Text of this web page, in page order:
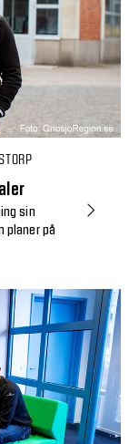
sin
planer på